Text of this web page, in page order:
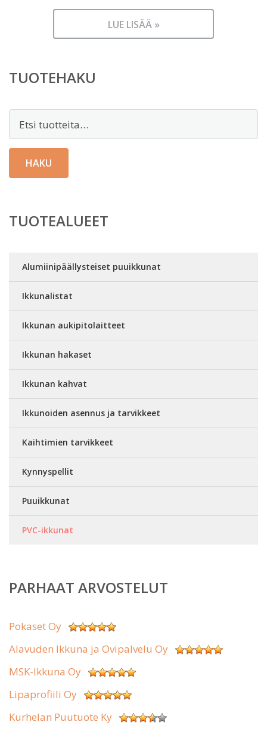
LUE LISÄÄ »
TUOTEHAKU
HAKU
TUOTEALUEET
Alumiinipäällysteiset puuikkunat
Ikkunalistat
Ikkunan aukipitolaitteet
Ikkunan hakaset
Ikkunan kahvat
Ikkunoiden asennus ja tarvikkeet
Kaihtimien tarvikkeet
Kynnyspellit
Puuikkunat
PVC-ikkunat
PARHAAT ARVOSTELUT
Pokaset Oy
Alavuden Ikkuna ja Ovipalvelu Oy
MSK-Ikkuna Oy
Lipaprofiili Oy
Kurhelan Puutuote Ky